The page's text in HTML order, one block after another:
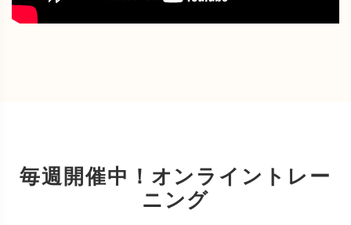
毎週開催中！オンライントレー
ニング